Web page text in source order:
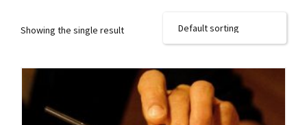
Showing the single result